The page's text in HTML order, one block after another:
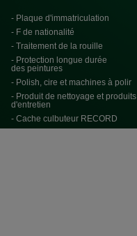
- Plaque d'immatriculation
- F de nationalité
- Traitement de la rouille
- Protection longue durée
des peintures
- Polish, cire et machines à polir
- Produit de nettoyage et produits
d'entretien
- Cache culbuteur RECORD